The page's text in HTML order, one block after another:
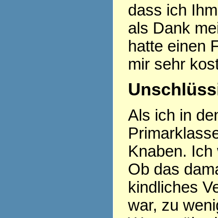
dass ich
als Dank
hatte einen
mir sehr
Als ich in
Knaben.
Ob das
kindliches
war, zu